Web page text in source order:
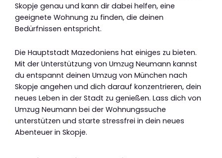
Skopje genau und kann dir dabei helfen, eine
geeignete Wohnung zu finden, die deinen
Bedürfnissen entspricht.
Die Hauptstadt Mazedoniens hat einiges zu bieten.
Mit der Unterstützung von Umzug Neumann kannst
du entspannt deinen Umzug von München nach
Skopje angehen und dich darauf konzentrieren, dein
neues Leben in der Stadt zu genießen. Lass dich von
Umzug Neumann bei der Wohnungssuche
unterstützen und starte stressfrei in dein neues
Abenteuer in Skopje.